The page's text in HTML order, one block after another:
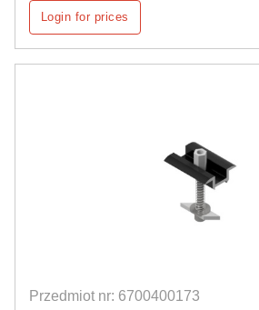
Login for prices
Przedmiot nr: 6700400173